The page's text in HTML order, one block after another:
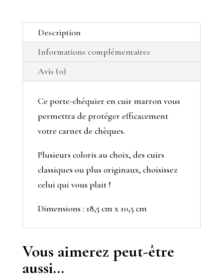
en
marron
chocolat
Description
Informations complémentaires
Avis (0)
Ce porte-chéquier en cuir marron vous
permettra de protéger efficacement
votre carnet de chèques.
Plusieurs coloris au choix, des cuirs
classiques ou plus originaux, choisissez
celui qui vous plait !
Dimensions : 18,5 cm x 10,5 cm
Vous aimerez peut-être
aussi…